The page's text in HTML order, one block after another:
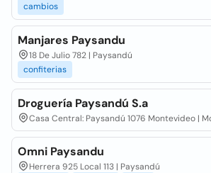
cambios
Manjares Paysandu
18 De Julio 782 | Paysandú
confiterias
Droguería Paysandú S.a
Casa Central: Paysandú 1076 Montevideo |
Omni Paysandu
Herrera 925 Local 113 | Paysandú